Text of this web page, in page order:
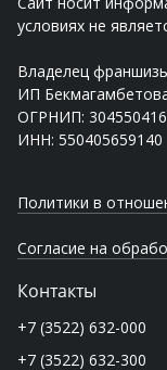
условиях не
Владелец
ИП
ОГРНИП:
ИНН: 550405659140
Политики в
Согласие на
Контакты
+7 (3522) 632-000
+7 (3522) 632-300